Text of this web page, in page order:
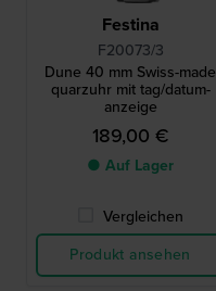
Festina
F20073/3
Dune 40 mm Swiss-made
quarzuhr mit tag/datum-
anzeige
189,00 €
● Auf Lager
Vergleichen
Produkt ansehen